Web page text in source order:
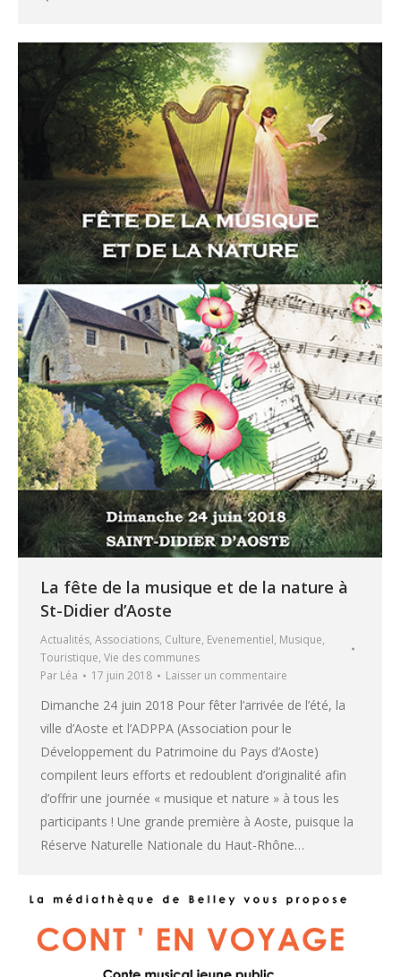
La fête de la musique et de la nature à
St-Didier d’Aoste
Actualités, Associations, Culture, Evenementiel, Musique,
Touristique, Vie des communes
Par Léa 17 juin 2018 Laisser un commentaire
Dimanche 24 juin 2018 Pour fêter l’arrivée de l’été, la
ville d’Aoste et l’ADPPA (Association pour le
Développement du Patrimoine du Pays d’Aoste)
compilent leurs efforts et redoublent d’originalité afin
d’offrir une journée « musique et nature » à tous les
participants ! Une grande première à Aoste, puisque la
Réserve Naturelle Nationale du Haut-Rhône…